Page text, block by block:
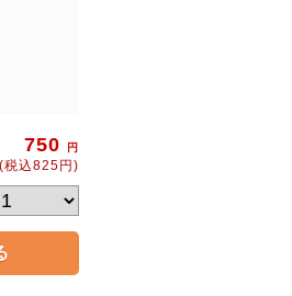
750 円
(税込825円)